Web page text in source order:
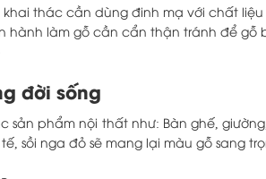
thác cần dùng đinh mạ với chất liệu
hành làm gỗ cần cẩn thận tránh để gỗ
đời sống
phẩm nội thất như: Bàn ghế,
sồi nga đỏ sẽ mang lại màu gỗ sang